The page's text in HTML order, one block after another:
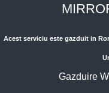
Acest serviciu este gazduit in
Gazduire